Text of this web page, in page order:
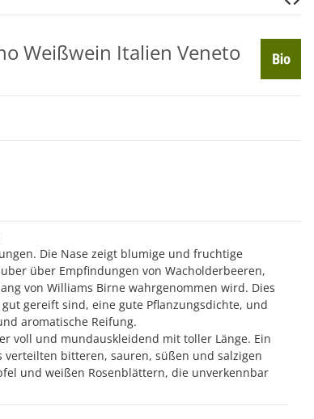
Weißwein Italien Veneto
Die Nase zeigt blumige und fruchtige
über Empfindungen von Wacholderbeeren,
von Williams Birne wahrgenommen wird. Dies
gereift sind, eine gute Pflanzungsdichte, und
aromatische Reifung.
voll und mundauskleidend mit toller Länge. Ein
verteilten bitteren, sauren, süßen und salzigen
und weißen Rosenblättern, die unverkennbar